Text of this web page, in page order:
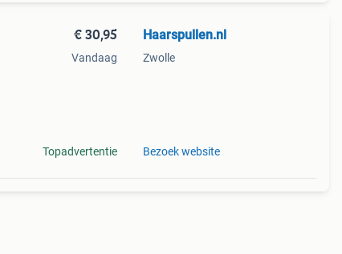
€ 30,95
Vandaag
Topadvertentie
Haarspullen.nl
Zwolle
Bezoek website